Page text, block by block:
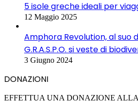
5 isole greche ideali per
12 Maggio 2025
Amphora Revolution, al suo
G.R.A.S.P.O. si veste di
3 Giugno 2024
DONAZIONI
EFFETTUA UNA DONAZIONE